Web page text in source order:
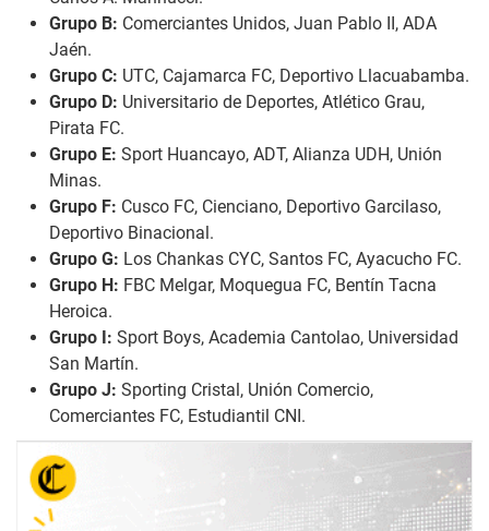
Grupo B: Comerciantes Unidos, Juan Pablo II, ADA
Jaén.
Grupo C: UTC, Cajamarca FC, Deportivo Llacuabamba.
Grupo D: Universitario de Deportes, Atlético Grau,
Pirata FC.
Grupo E: Sport Huancayo, ADT, Alianza UDH, Unión
Minas.
Grupo F: Cusco FC, Cienciano, Deportivo Garcilaso,
Deportivo Binacional.
Grupo G: Los Chankas CYC, Santos FC, Ayacucho FC.
Grupo H: FBC Melgar, Moquegua FC, Bentín Tacna
Heroica.
Grupo I: Sport Boys, Academia Cantolao, Universidad
San Martín.
Grupo J: Sporting Cristal, Unión Comercio,
Comerciantes FC, Estudiantil CNI.